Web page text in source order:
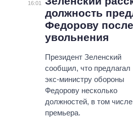
16:01
должность
Федорову после
увольнения
Президент Зеленский
сообщил, что предлагал
экс-министру обороны
Федорову несколько
должностей, в том
премьера.